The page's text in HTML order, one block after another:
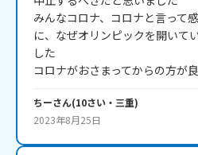
みんなコロナ、コロナと言って
に、なぜオリンピックを開いて
した
コロナがおさまってからの方が
ちーさん(10さい・ 三重)
2023年8月25日